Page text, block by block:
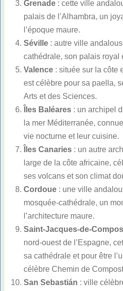
Grenade: cette ville
palais de l’Alhambra, un
l’époque maure.
Séville: autre ville
cathédrale, son palais royal
Valence: située sur la côte
est célèbre pour sa paella,
Arts et des Sciences.
Îles Baléares: un archipel
la mer Méditerranée,
vie nocturne et leur cuisine.
Îles Canaries: un autre
large de la côte africaine,
ses volcans et son climat
Cordoue: une ville
mosquée-cathédrale, un
l’architecture maure.
Saint-Jacques-de-
nord-ouest de l’Espagne,
sa cathédrale et pour être
célèbre Chemin de
San Sebastián : ville